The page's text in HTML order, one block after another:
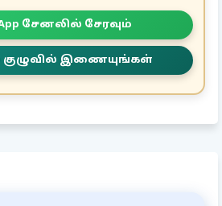
சேனலில் சேரவும்
குழுவில் இணையுங்கள்